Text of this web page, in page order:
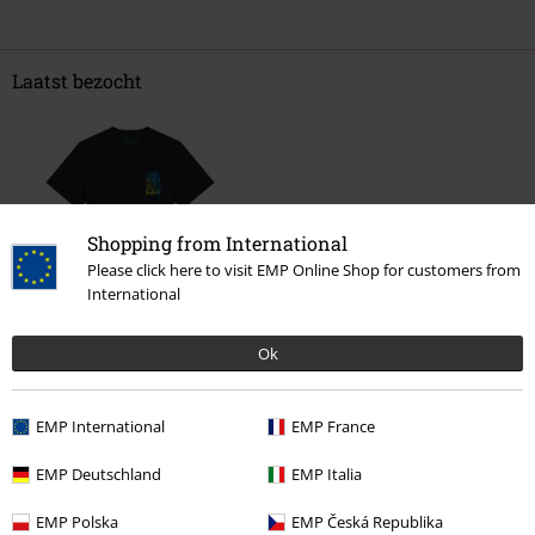
Shopping from International
Please click here to visit EMP Online Shop for customers from
International
Ok
EMP International EMP France
EMP Deutschland EMP Italia
EMP Polska EMP Česká Republika
Laatst bezocht
Mannen Kleding T-shirts en tops T-shirts
Kleding & accessoires T-shirts